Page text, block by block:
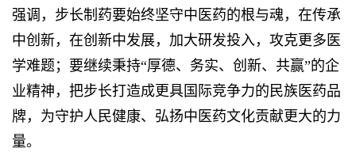
强调，步长制药要始终坚守中医药的根与魂，在传承
中创新，在创新中发展，加大研发投入，攻克更多医
学难题；要继续秉持“厚德、务实、创新、共赢”的企
业精神，把步长打造成更具国际竞争力的民族医药品
牌，为守护人民健康、弘扬中医药文化贡献更大的力
量。